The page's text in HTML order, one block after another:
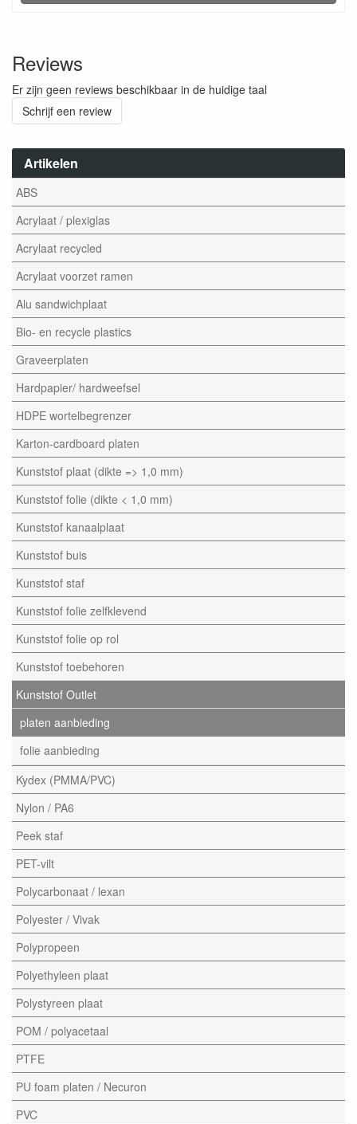
Artikelen
ABS
Acrylaat / plexiglas
Acrylaat recycled
Acrylaat voorzet ramen
Alu sandwichplaat
Bio- en recycle plastics
Graveerplaten
Hardpapier/ hardweefsel
HDPE wortelbegrenzer
Karton-cardboard platen
Kunststof plaat (dikte => 1,0 mm)
Kunststof folie (dikte < 1,0 mm)
Kunststof kanaalplaat
Kunststof buis
Kunststof staf
Kunststof folie zelfklevend
Kunststof folie op rol
Kunststof toebehoren
Kunststof Outlet
platen aanbieding
folie aanbieding
Kydex (PMMA/PVC)
Nylon / PA6
Peek staf
PET-vilt
Polycarbonaat / lexan
Polyester / Vivak
Polypropeen
Polyethyleen plaat
Polystyreen plaat
POM / polyacetaal
PTFE
PU foam platen / Necuron
PVC
Reviews
Er zijn geen reviews beschikbaar in de huidige taal
Schrijf een review